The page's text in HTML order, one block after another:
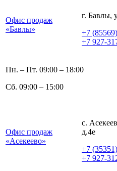
Офис продаж
«Бавлы»
г. Бавлы,
+7
+7 927-
Пн. – Пт. 09:00 – 18:00
Сб. 09:00 – 15:00
Офис продаж
«Асекеево»
с.
д.4е
+7
+7 927-